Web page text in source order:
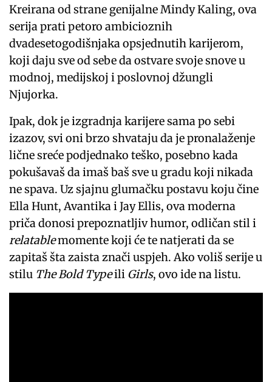
Kreirana od strane genijalne Mindy Kaling, ova
serija prati petoro ambicioznih
dvadesetogodišnjaka opsjednutih karijerom,
koji daju sve od sebe da ostvare svoje snove u
modnoj, medijskoj i poslovnoj džungli
Njujorka.
Ipak, dok je izgradnja karijere sama po sebi
izazov, svi oni brzo shvataju da je pronalaženje
lične sreće podjednako teško, posebno kada
pokušavaš da imaš baš sve u gradu koji nikada
ne spava. Uz sjajnu glumačku postavu koju čine
Ella Hunt, Avantika i Jay Ellis, ova moderna
priča donosi prepoznatljiv humor, odličan stil i
relatablemomente koji će te natjerati da se
zapitaš šta zaista znači uspjeh. Ako voliš serije u
stilu The Bold Typeili Girls, ovo ide na listu.